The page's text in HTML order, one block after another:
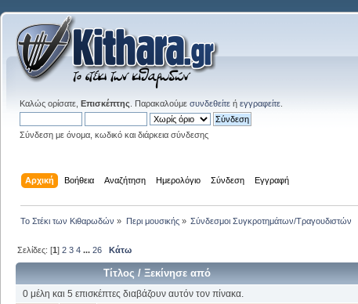
Καλώς ορίσατε, Επισκέπτης . Παρακαλούμε συνδεθείτε ή εγγραφείτε
Σύνδεση με όνομα, κωδικό και διάρκεια σύνδεσης
Αρχική Βοήθεια Αναζήτηση Ημερολόγιο Σύνδεση Εγγραφή
Το Στέκι των Κιθαρωδών » Περι μουσικής» Σύνδεσμοι Συγκροτημάτων/Τραγουδιστών
Σελίδες: [1]2 3 4 ...26 Κάτω
Τίτλος /Ξεκίνησε από
0 μέλη και 5 επισκέπτες διαβάζουν αυτόν τον πίνακα.